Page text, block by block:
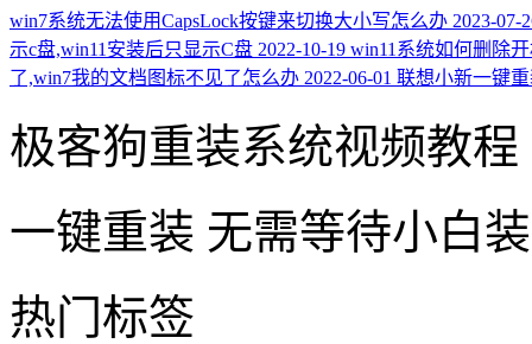
win7系统无法使用CapsLock按键来切换大小写怎么办 2023-07-
示c盘,win11安装后只显示C盘 2022-10-19 win11系统如何删除
了,win7我的文档图标不见了怎么办 2022-06-01 联想小新一键
极客狗重装系统视频教程
一键重装 无需等待小白
热门标签